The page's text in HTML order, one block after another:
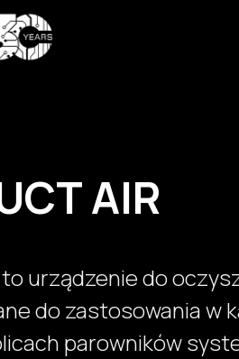
AIR
to urządzenie do
do zastosowania w
parowników